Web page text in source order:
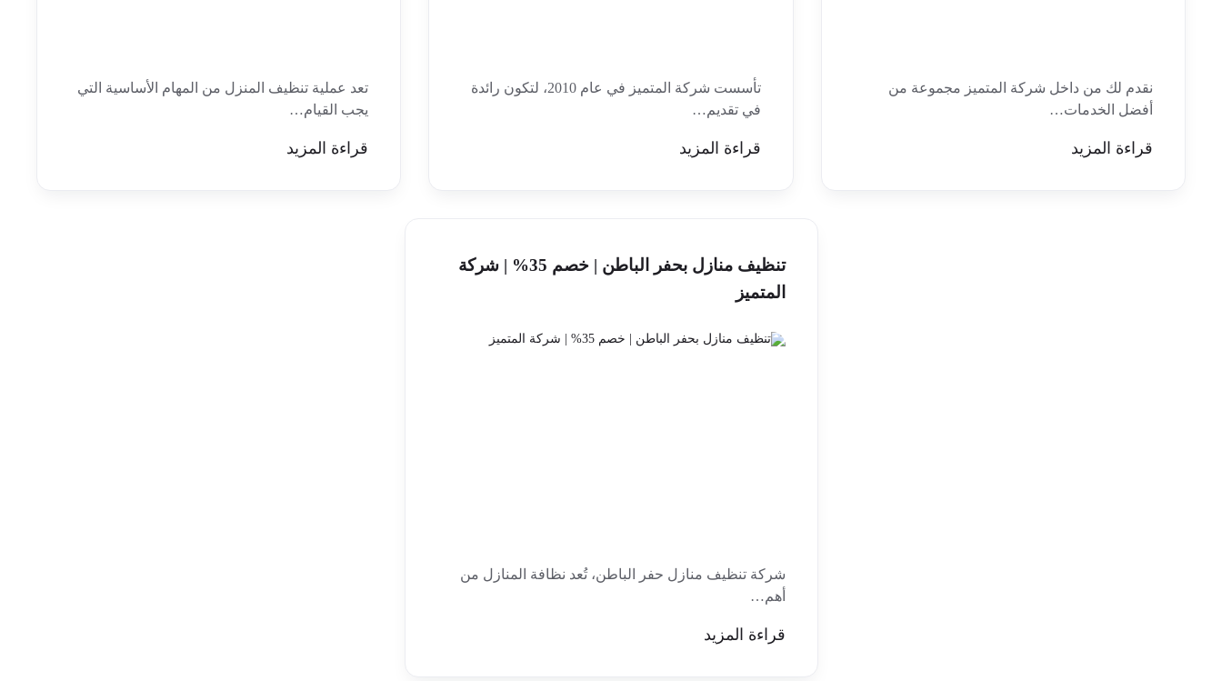
نقدم لك من داخل شركة المتميز مجموعة من
أفضل الخدمات…
قراءة المزيد
تأسست شركة المتميز في عام 2010، لتكون رائدة
في تقديم…
قراءة المزيد
تعد عملية تنظيف المنزل من المهام الأساسية التي
يجب القيام…
قراءة المزيد
تنظيف منازل بحفر الباطن | خصم 35% | شركة
المتميز
شركة تنظيف منازل حفر الباطن، تُعد نظافة المنازل من
أهم…
قراءة المزيد